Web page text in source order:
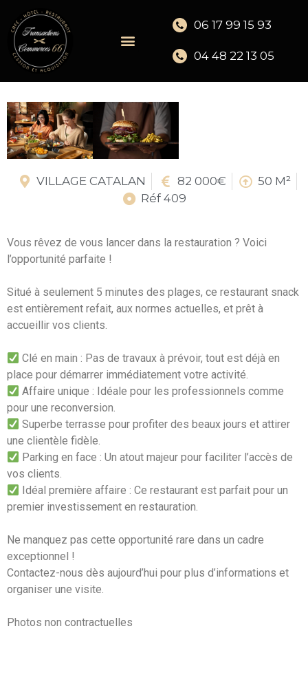
06 17 99 15 93
04 48 22 13 05
VILLAGE CATALAN 82 000€
50 M²
Réf 409
Vous rêvez de vous lancer dans la restauration ? Voici
l’opportunité parfaite !
Situé à seulement 5 minutes des plages, ce restaurant snack
est entièrement refait, aux normes actuelles, et prêt à
accueillir vos clients.
Clé en main : Pas de travaux à prévoir, tout est déjà en
place pour démarrer immédiatement votre activité.
Affaire unique : Idéale pour les professionnels comme
pour une reconversion.
Superbe terrasse pour profiter des beaux jours et attirer
une clientèle fidèle.
Parking en face : Un atout majeur pour faciliter l’accès de
vos clients.
Idéal première affaire : Ce restaurant est parfait pour un
premier investissement en restauration.
Ne manquez pas cette opportunité rare dans un cadre
exceptionnel !
Contactez-nous dès aujourd’hui pour plus d’informations et
organiser une visite.
Photos non contractuelles